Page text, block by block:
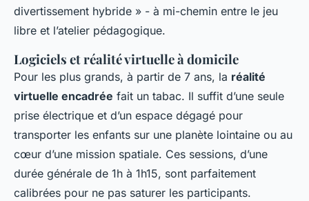
divertissement hybride » - à mi-chemin entre le jeu
libre et l’atelier pédagogique.
Logiciels et réalité virtuelle à domicile
Pour les plus grands, à partir de 7 ans, la réalité
virtuelle encadrée fait un tabac. Il suffit d’une seule
prise électrique et d’un espace dégagé pour
transporter les enfants sur une planète lointaine ou au
cœur d’une mission spatiale. Ces sessions, d’une
durée générale de 1h à 1h15, sont parfaitement
calibrées pour ne pas saturer les participants.